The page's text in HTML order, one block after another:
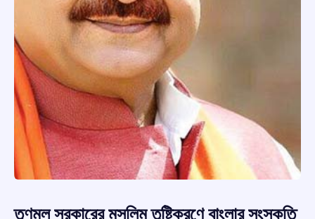
তৃণমূল সরকারের মুসলিম তুষ্টিকরণে বাংলার সংস্কৃতি